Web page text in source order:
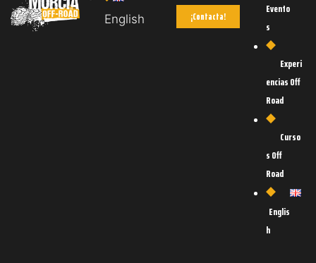
English ¡Contacta!
Evento
s
Experi
encias Off
Road
Curso
s Off
Road
Englis
h